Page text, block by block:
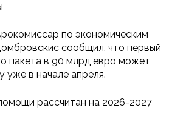
по экономическим
сообщил, что первый
пакета в 90 млрд евро может
уже в начале апреля.
рассчитан на 2026-2027